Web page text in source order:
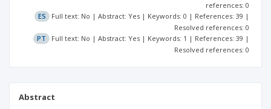
references: 0
ES
Full text: No | Abstract: Yes | Keywords: 0 | References: 39 |
Resolved references: 0
PT
Full text: No | Abstract: Yes | Keywords: 1 | References: 39 |
Resolved references: 0
Abstract